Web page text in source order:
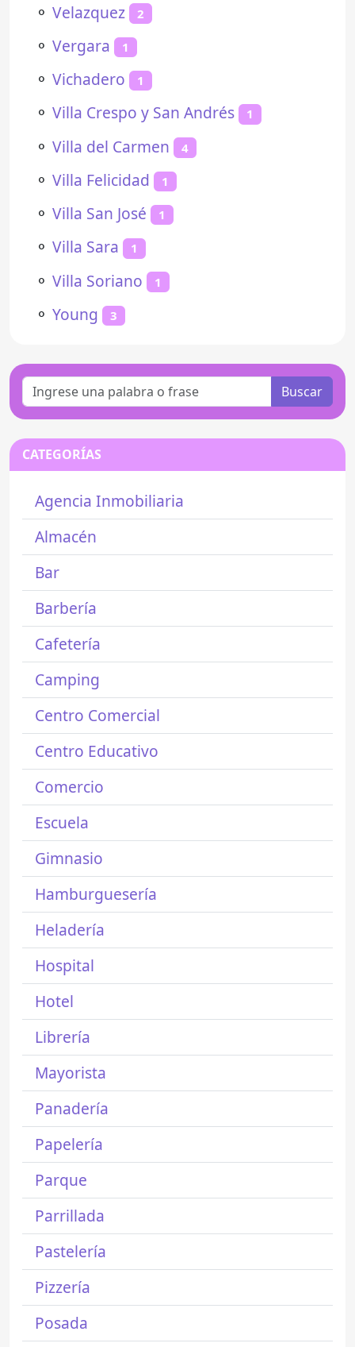
⚬ Velazquez 2
⚬ Vergara 1
⚬ Vichadero 1
⚬ Villa Crespo y San Andrés 1
⚬ Villa del Carmen 4
⚬ Villa Felicidad 1
⚬ Villa San José 1
⚬ Villa Sara 1
⚬ Villa Soriano 1
⚬ Young 3
Buscar
CATEGORÍAS
Agencia Inmobiliaria
Almacén
Bar
Barbería
Cafetería
Camping
Centro Comercial
Centro Educativo
Comercio
Escuela
Gimnasio
Hamburguesería
Heladería
Hospital
Hotel
Librería
Mayorista
Panadería
Papelería
Parque
Parrillada
Pastelería
Pizzería
Posada